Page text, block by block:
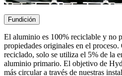
Fundición
El aluminio es 100% reciclable y no
propiedades originales en el
reciclado, solo se utiliza el 5% de la
aluminio primario. El objetivo de
más circular a través de nuestras